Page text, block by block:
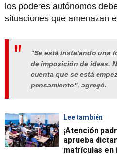
los poderes autónomos
situaciones que amenazan
"Se está instalando una
de imposición de ideas.
cuenta que se está
pensamiento", agregó.
Lee también
¡Atención
aprueba
matrículas en